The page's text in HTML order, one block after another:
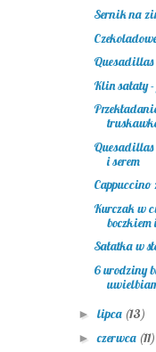
Sernik na
Quesadillas
Klin sałaty
Quesadillas
i serem
Cappuccino
Kurczak w
Sałatka w
6 urodziny
► lipca (13)
►czerwca (11)